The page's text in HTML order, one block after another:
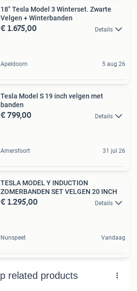
18" Tesla Model 3 Winterset. Zwarte
Velgen + Winterbanden
€ 1.675,00 Details
Apeldoorn 5 aug 26
Tesla Model S 19 inch velgen met
banden
€ 799,00 Details
Amersfoort 31 jul 26
TESLA MODEL Y INDUCTION
ZOMERBANDEN SET VELGEN 20 INCH
€ 1.295,00 Details
Nunspeet Vandaag